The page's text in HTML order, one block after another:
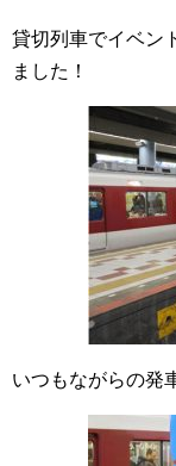
貸切列車でイベン
ました！
いつもながらの発